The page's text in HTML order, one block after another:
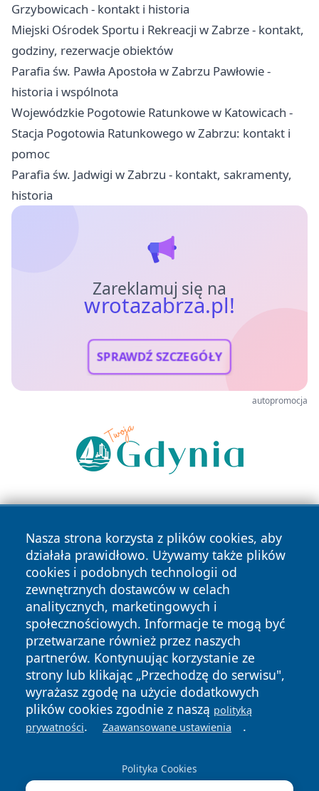
Grzybowicach - kontakt i historia
Miejski Ośrodek Sportu i Rekreacji w Zabrze - kontakt,
godziny, rezerwacje obiektów
Parafia św. Pawła Apostoła w Zabrzu Pawłowie -
historia i wspólnota
Wojewódzkie Pogotowie Ratunkowe w Katowicach -
Stacja Pogotowia Ratunkowego w Zabrzu: kontakt i
pomoc
Parafia św. Jadwigi w Zabrzu - kontakt, sakramenty,
historia
Zareklamuj się na
wrotazabrza.pl!
SPRAWDŹ SZCZEGÓŁY
autopromocja
Nasza strona korzysta z plików cookies, aby
działała prawidłowo. Używamy także plików
cookies i podobnych technologii od
zewnętrznych dostawców w celach
analitycznych, marketingowych i
społecznościowych. Informacje te mogą być
przetwarzane również przez naszych
partnerów. Kontynuując korzystanie ze
strony lub klikając „Przechodzę do serwisu",
wyrażasz zgodę na użycie dodatkowych
plików cookies zgodnie z naszą polityką
prywatności. Zaawansowane ustawienia .
Polityka Cookies
Copyright © 2026 wrotazabrza.pl Wszystkie prawa
zastrzeżone.
News Autorzy
Polityka
Prywatności
Polityka
Cookies